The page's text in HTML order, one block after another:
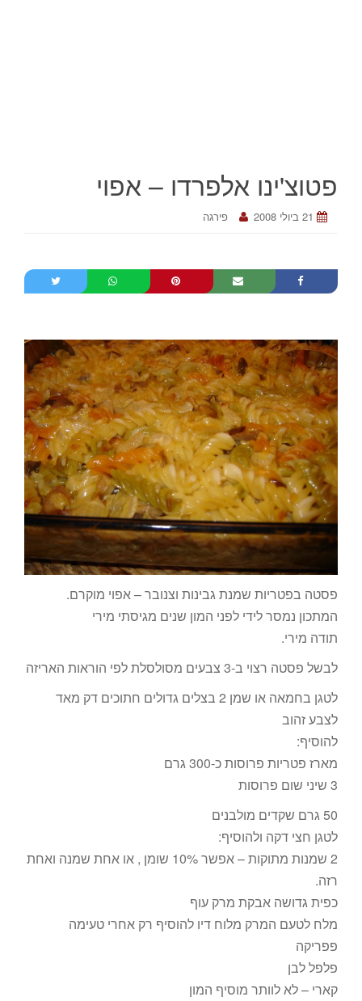
פטוצ'ינו אלפרדו – אפוי
21 ביולי 2008 פירגה
פסטה בפטריות שמנת גבינות וצנובר – אפוי מוקרם.
המתכון נמסר לידי לפני המון שנים מגיסתי מירי
תודה מירי.
לבשל פסטה רצוי ב-3 צבעים מסולסלת לפי הוראות האריזה
לטגן בחמאה או שמן 2 בצלים גדולים חתוכים דק מאד
לצבע זהוב
להוסיף:
מארז פטריות פרוסות כ-300 גרם
3 שיני שום פרוסות
50 גרם שקדים מולבנים
לטגן חצי דקה ולהוסיף:
2 שמנות מתוקות – אפשר 10% שומן , או אחת שמנה ואחת
רזה.
כפית גדושה אבקת מרק עוף
מלח לטעם המרק מלוח דיו להוסיף רק אחרי טעימה
פפריקה
פלפל לבן
קארי – לא לוותר מוסיף המון